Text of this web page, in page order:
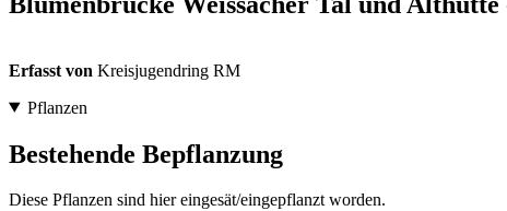
Erfasst von Kreisjugendring RM
Pflanzen
Bestehende Bepflanzung
Diese Pflanzen sind hier eingesät/eingepflanzt worden.